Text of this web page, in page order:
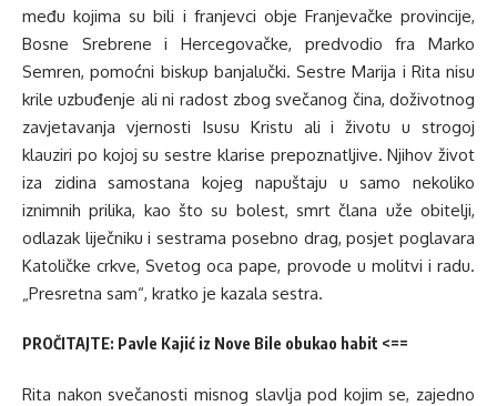
među kojima su bili i franjevci obje Franjevačke provincije,
Bosne Srebrene i Hercegovačke, predvodio fra Marko
Semren, pomoćni biskup banjalučki. Sestre Marija i Rita nisu
krile uzbuđenje ali ni radost zbog svečanog čina, doživotnog
zavjetavanja vjernosti Isusu Kristu ali i životu u strogoj
klauziri po kojoj su sestre klarise prepoznatljive. Njihov život
iza zidina samostana kojeg napuštaju u samo nekoliko
iznimnih prilika, kao što su bolest, smrt člana uže obitelji,
odlazak liječniku i sestrama posebno drag, posjet poglavara
Katoličke crkve, Svetog oca pape, provode u molitvi i radu.
„Presretna sam“, kratko je kazala sestra.
PROČITAJTE: Pavle Kajić iz Nove Bile obukao habit <==
Rita nakon svečanosti misnog slavlja pod kojim se, zajedno